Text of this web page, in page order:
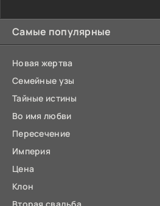
Самые популярные
Новая жертва
Семейные узы
Тайные истины
Во имя любви
Пересечение
Империя
Цена
Клон